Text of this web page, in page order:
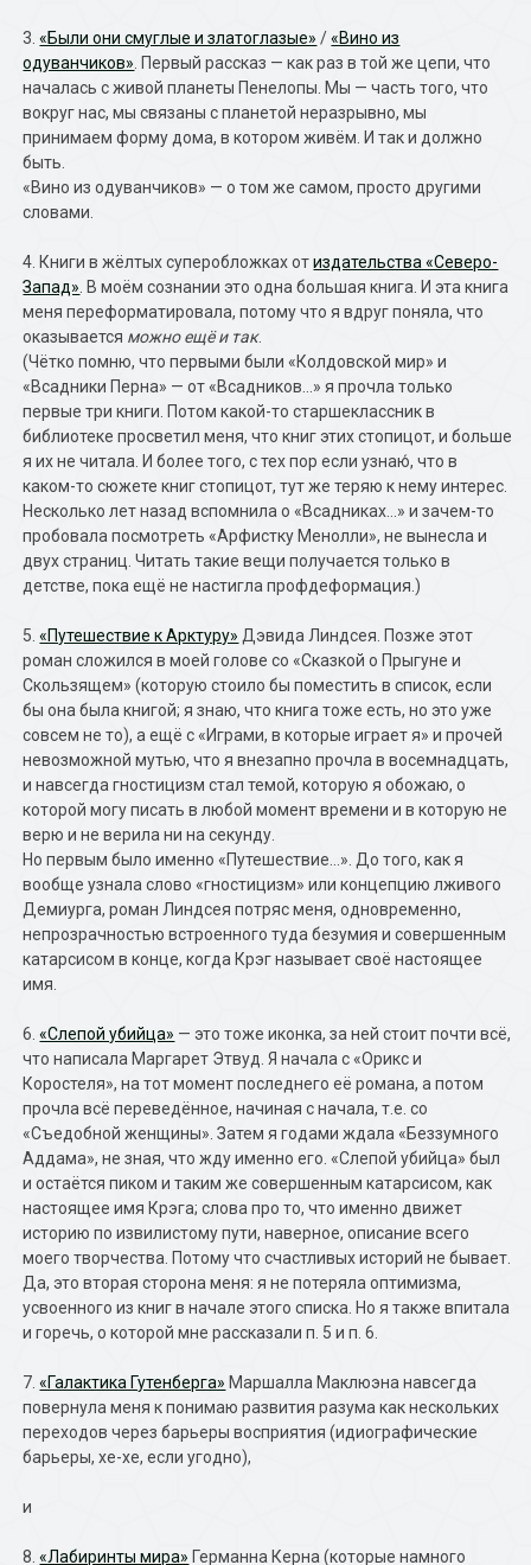
3.«Были они смуглые и златоглазые» /«Вино из
одуванчиков» . Первый рассказ — как раз в той же цепи, что
началась с живой планеты Пенелопы. Мы — часть того, что
вокруг нас, мы связаны с планетой неразрывно, мы
принимаем форму дома, в котором живём. И так и должно
быть.
«Вино из одуванчиков» — о том же самом, просто другими
словами.
4. Книги в жёлтых суперобложках отиздательства «Северо-
Запад» . В моём сознании это одна большая книга. И эта книга
меня переформатировала, потому что я вдруг поняла, что
оказывается можно ещё и так.
(Чётко помню, что первыми были «Колдовской мир» и
«Всадники Перна» — от «Всадников…» я прочла только
первые три книги. Потом какой-то старшеклассник в
библиотеке просветил меня, что книг этих стопицот, и больше
я их не читала. И более того, с тех пор если узнаю́, что в
каком-то сюжете книг стопицот, тут же теряю к нему интерес.
Несколько лет назад вспомнила о «Всадниках…» и зачем-то
пробовала посмотреть «Арфистку Менолли», не вынесла и
двух страниц. Читать такие вещи получается только в
детстве, пока ещё не настигла профдеформация.)
5.«Путешествие к Арктуру» Дэвида Линдсея. Позже этот
роман сложился в моей голове со «Сказкой о Прыгуне и
Скользящем» (которую стоило бы поместить в список, если
бы она была книгой; я знаю, что книга тоже есть, но это уже
совсем не то), а ещё с «Играми, в которые играет я» и прочей
невозможной мутью, что я внезапно прочла в восемнадцать,
и навсегда гностицизм стал темой, которую я обожаю, о
которой могу писать в любой момент времени и в которую не
верю и не верила ни на секунду.
Но первым было именно «Путешествие…». До того, как я
вообще узнала слово «гностицизм» или концепцию лживого
Демиурга, роман Линдсея потряс меня, одновременно,
непрозрачностью встроенного туда безумия и совершенным
катарсисом в конце, когда Крэг называет своё настоящее
имя.
6.«Слепой убийца» — это тоже иконка, за ней стоит почти всё,
что написала Маргарет Этвуд. Я начала с «Орикс и
Коростеля», на тот момент последнего её романа, а потом
прочла всё переведённое, начиная с начала, т.е. со
«Съедобной женщины». Затем я годами ждала «Беззумного
Аддама», не зная, что жду именно его. «Слепой убийца» был
и остаётся пиком и таким же совершенным катарсисом, как
настоящее имя Крэга; слова про то, что именно движет
историю по извилистому пути, наверное, описание всего
моего творчества. Потому что счастливых историй не бывает.
Да, это вторая сторона меня: я не потеряла оптимизма,
усвоенного из книг в начале этого списка. Но я также впитала
и горечь, о которой мне рассказали п. 5 и п. 6.
7.«Галактика Гутенберга» Маршалла Маклюэна навсегда
повернула меня к понимаю развития разума как нескольких
переходов через барьеры восприятия (идиографические
барьеры, хе-хе, если угодно),
и
8.«Лабиринты мира» Германна Керна (которые намного